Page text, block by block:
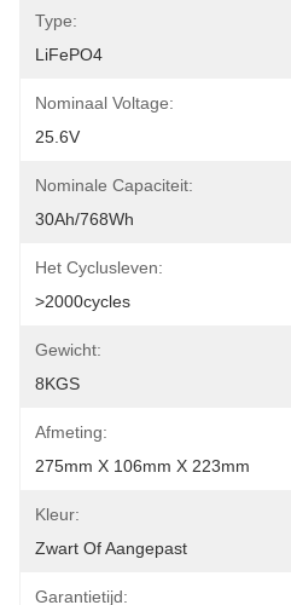
Type:
LiFePO4
Nominaal Voltage:
25.6V
Nominale Capaciteit:
30Ah/768Wh
Het Cyclusleven:
>2000cycles
Gewicht:
8KGS
Afmeting:
275mm X 106mm X 223mm
Kleur:
Zwart Of Aangepast
Garantietijd: